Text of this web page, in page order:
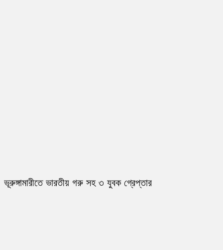
ভূরুঙ্গামারীতে ভারতীয় গরু সহ ৩ যুবক গ্রেপ্তার